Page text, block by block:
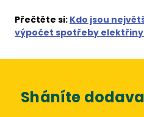
Přečtěte si: Kdo jsou
výpočet spotřeby
Sháníte